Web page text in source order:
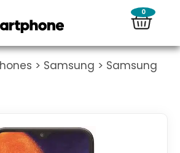
0
> Samsung > Samsung